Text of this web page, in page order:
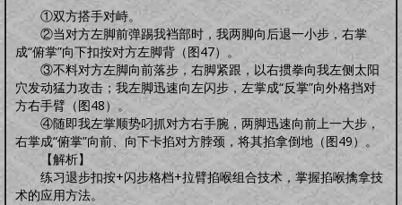
①双方搭手对峙。
②当对方左脚前弹踢我裆部时，我两脚向后退一小步，右掌
成“俯掌”向下扣按对方左脚背（图47）。
③不料对方左脚向前落步，右脚紧跟，以右掼拳向我左侧太阳
穴发动猛力攻击；我左脚迅速向左闪步，左掌成“反掌”向外格挡对
方右手臂（图48）。
④随即我左掌顺势叼抓对方右手腕，两脚迅速向前上一大步，
右掌成“俯掌”向前、向下卡掐对方脖颈，将其掐拿倒地（图49）。
【解析】
练习退步扣按+闪步格档+拉臂掐喉组合技术，掌握掐喉擒拿技
术的应用方法。